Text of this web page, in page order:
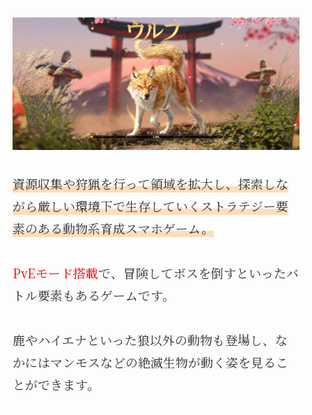
資源収集や狩猟を行って領域を拡大し、探索しな
がら厳しい環境下で生存していくストラテジー要
素のある動物系育成スマホゲーム。
PvEモード搭載で、冒険してボスを倒すといったバ
トル要素もあるゲームです。
鹿やハイエナといった狼以外の動物も登場し、な
かにはマンモスなどの絶滅生物が動く姿を見るこ
とができます。